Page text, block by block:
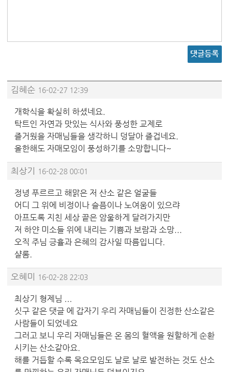
댓글등록
김혜순 16-02-27 12:39
개학식을 확실히 하셨네요.
탁트인 자연과 맛있는 식사와 풍성한 교제로
즐거웠을 자매님들을 생각하니 덩달아 즐겁네요.
올한해도 자매모임이 풍성하기를 소망합니다~
최상기 16-02-28 00:01
정녕 푸르르고 해맑은 저 산소 같은 얼굴들
어디 그 위에 비정이나 슬픔이나 노여움이 있으랴
아프도록 지친 세상 끝은 암울하게 달려가지만
저 하얀 미소들 위에 내리는 기쁨과 보람과 소망...
오직 주님 긍휼과 은혜의 감사일 따름입니다.
샬롬.
오혜미 16-02-28 22:03
최상기 형제님 ...
싯구 같은 댓글 에 갑자기 우리 자매님들이 진정한 산소같은
사람들이 되었네요
그러고 보니 우리 자매님들은 온 몸의 혈액을 원할하게 순환
시키는 산소같아요.
해를 거듭할 수록 목요모임도 날로 날로 발전하는 것도 산소